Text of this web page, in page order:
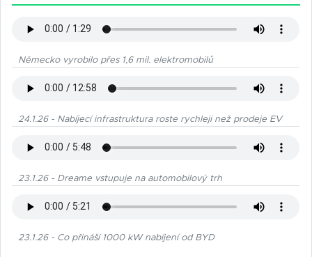
Německo vyrobilo přes 1,6 mil. elektromobilů
24.1.26 - Nabíjecí infrastruktura roste rychleji než prodeje EV
23.1.26 - Dreame vstupuje na automobilový trh
23.1.26 - Co přináší 1000 kW nabíjení od BYD